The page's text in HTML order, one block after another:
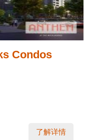
Condos
了解详情